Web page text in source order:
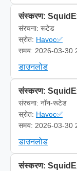
संस्करण:
संरचना: रूटेड
स्रोत: Havoc✅
समय: 2026-03-30
डाउनलोड
संस्करण:
संरचना: नॉन-रूटेड
स्रोत: Havoc✅
समय: 2026-03-30
डाउनलोड
संस्करण: